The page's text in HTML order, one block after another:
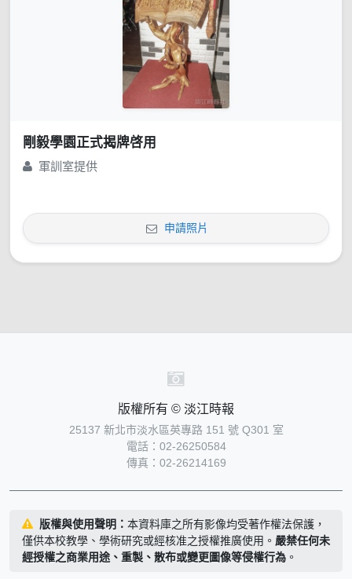
剛毅學園正式揭牌啓用
軍訓室提供
申請照片
版權所有 © 淡江時報
25137 新北市淡水區英專路 151 號 Q301 室
電話：02-26250584
傳真：02-26214169
版權與使用聲明： 本資料庫之所有影像均受著作權法保護，
僅供本校教學、學術研究或經核准之授權推廣使用。 嚴禁任何未
經授權之商業用途、重製、散布或變更圖像等侵權行為 。